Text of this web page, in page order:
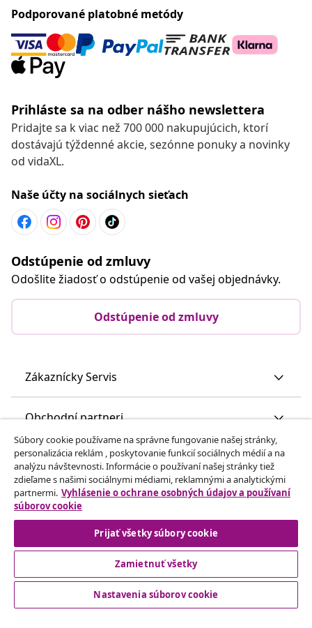
Podporované platobné metódy
Prihláste sa na odber nášho newslettera
Pridajte sa k viac než 700 000 nakupujúcich, ktorí
dostávajú týždenné akcie, sezónne ponuky a novinky
od vidaXL.
Naše účty na sociálnych sieťach
Odstúpenie od zmluvy
Odošlite žiadosť o odstúpenie od vašej objednávky.
Odstúpenie od zmluvy
Zákaznícky Servis
Obchodní partneri
vidaXL
Nájdite viac
© 2008-2026 vidaXL www.vidaxl.sk je webová stránka vidaXL
Súbory cookie používame na správne fungovanie našej stránky,
personalizácia reklám , poskytovanie funkcií sociálnych médií a na
analýzu návštevnosti. Informácie o používaní našej stránky tiež
zdieľame s našimi sociálnymi médiami, reklamnými a analytickými
partnermi. Vyhlásenie o ochrane osobných údajov a používaní
súborov cookie
Prijať všetky súbory cookie
Zamietnuť všetky
Nastavenia súborov cookie